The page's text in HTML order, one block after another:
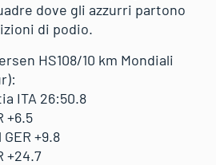
dove gli azzurri partono
di podio.
HS108/10 km Mondiali
ITA 26:50.8
+6.5
+9.8
+24.7